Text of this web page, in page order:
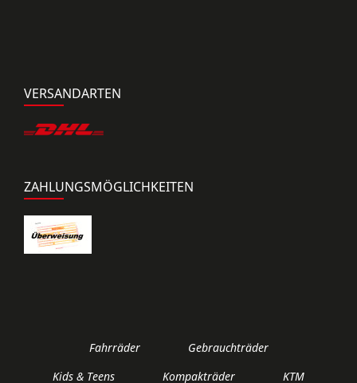
VERSANDARTEN
ZAHLUNGSMÖGLICHKEITEN
Fahrräder
Gebrauchträder
Kids & Teens
Kompakträder KTM